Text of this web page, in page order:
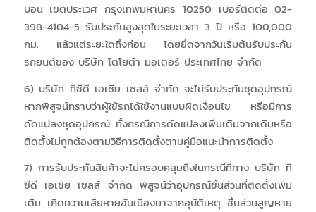
บอน เขตประเวศ กรุงเทพมหานคร 10250 เบอร์ติดต่อ 02-
398-4104-5 รับประกันสูงสุดในระยะเวลา 3 ปี หรือ 100,000
กม. แล้วแต่ระยะใดถึงก่อน โดยยึดจากวันเริ่มต้นรับประกัน
รถยนต์ของ บริษัท โตโยต้า มอเตอร์ ประเทศไทย จำกัด
6) บริษัท ทีซีดี เอเชีย เซลส์ จำกัด จะไม่รับประกันชุดอุปกรณ์
หากพิสูจน์ทราบว่าผู้ใช้รถได้ใช้งานแบบผิดเงื่อนไข หรือมีการ
ดัดแปลงชุดอุปกรณ์ ทั้งกรณีการดัดแปลงเพิ่มเติมจากเดิมหรือ
ติดตั้งไม่ถูกต้องตามวิธีการติดตั้งตามคู่มือแนะนำการติดตั้ง
7) การรับประกันสินค้าจะไม่ครอบคลุมถึงในกรณีที่ทาง บริษัท ที
ซีดี เอเชีย เซลส์ จำกัด พิสูจน์ว่าอุปกรณ์ชิ้นส่วนที่ติดตั้งเพิ่ม
เติม เกิดความเสียหายอันเนื่องมาจากอุบัติเหตุ ชิ้นส่วนสูญหาย